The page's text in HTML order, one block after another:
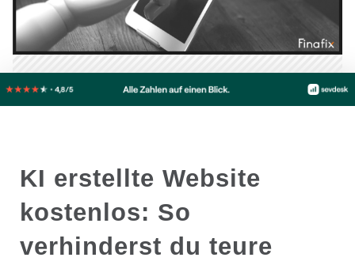
KI erstellte Website
kostenlos: So
verhinderst du teure